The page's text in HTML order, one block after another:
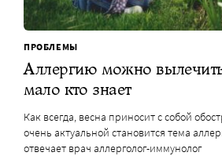
ПРОБЛЕМЫ
Аллергию можно
мало кто знает
Как всегда, весна приносит с собой
очень актуальной становится тема
отвечает врач аллерголог-иммунолог